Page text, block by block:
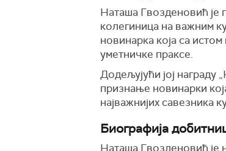
Наташа Гвозденовић је
колегиница на важним
новинарка која са
уметничке праксе.
Додељујући јој
признање новинарки
најважнијих савезника
Биографија
Наташа Гвозденовић је